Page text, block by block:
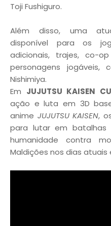
Toji Fushiguro.
Além disso, uma
disponível para os
adicionais, trajes, co-
personagens jogáveis,
Nishimiya.
Em JUJUTSU KAISEN
ação e luta em 3D
anime JUJUTSU KAISEN,
para lutar em batalhas
humanidade contra
Maldições nos dias atuais